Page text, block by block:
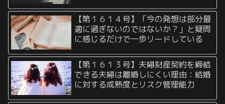
【第１６１４号】「今の発想は部分最
適に過ぎないのではないか？」と疑問
に感じるだけで一歩リードしている
【第１６１３号】夫婦財産契約を締結
できる夫婦は離婚しにくい理由：結婚
に対する成熟度とリスク管理能力